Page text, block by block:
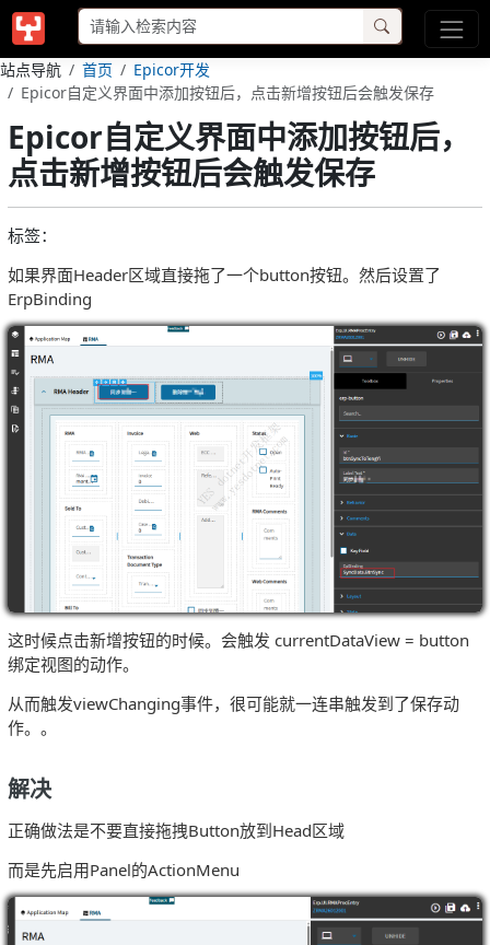
站点导航 首页
Epicor开发
Epicor自定义界面中添加按钮后，点击新增按钮后会触发保存
Epicor自定义界面中添加按钮后，
点击新增按钮后会触发保存
标签：
如果界面Header区域直接拖了一个button按钮。然后设置了
ErpBinding
这时候点击新增按钮的时候。会触发 currentDataView = button
绑定视图的动作。
从而触发viewChanging事件，很可能就一连串触发到了保存动
作。。
解决
正确做法是不要直接拖拽Button放到Head区域
而是先启用Panel的ActionMenu